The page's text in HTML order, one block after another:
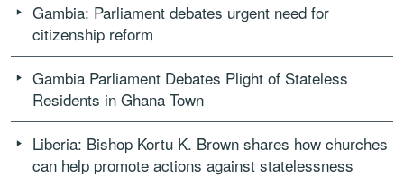
Gambia: Parliament debates urgent need for
citizenship reform
Gambia Parliament Debates Plight of Stateless
Residents in Ghana Town
Liberia: Bishop Kortu K. Brown shares how churches
can help promote actions against statelessness